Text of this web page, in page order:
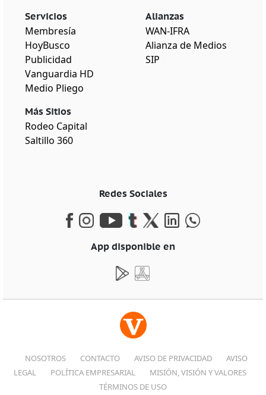
Servicios
Membresía
HoyBusco
Publicidad
Vanguardia HD
Medio Pliego
Más Sitios
Rodeo Capital
Saltillo 360
Alianzas
WAN-IFRA
Alianza de Medios
SIP
Redes Sociales
App disponible en
NOSOTROS CONTACTO AVISO DE PRIVACIDAD
AVISO
LEGAL
POLÍTICA EMPRESARIAL
MISIÓN, VISIÓN Y VALORES
TÉRMINOS DE USO